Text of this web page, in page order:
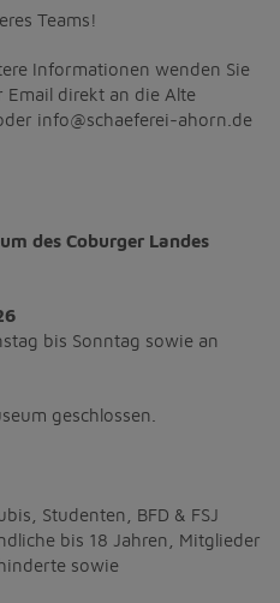
gespeicherten Daten werden
verwenden die Funktion
IP-Adresse, so dass diese gekürzt
unserer Internetseite zugeordnet
Dieser Modus
keine Informationen über die
wie z.B. Google Maps sein
Website.
Teams!
Informationen wenden Sie
direkt an die Alte
info@schaeferei-ahorn.de
des Coburger Landes
bis Sonntag sowie an
geschlossen.
Studenten, BFD & FSJ
bis 18 Jahren, Mitglieder
sowie